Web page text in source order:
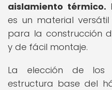
aislamiento térmico.
es un material
para la construcción
y de fácil montaje.
La elección de los
estructura base del